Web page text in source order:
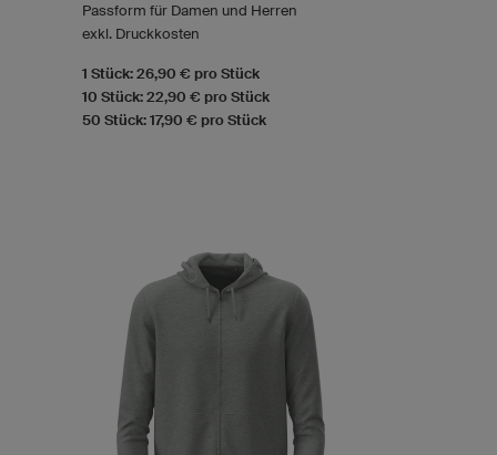
Passform für Damen und Herren
exkl. Druckkosten
1 Stück: 26,90 € pro Stück
10 Stück: 22,90 € pro Stück
50 Stück: 17,90 € pro Stück